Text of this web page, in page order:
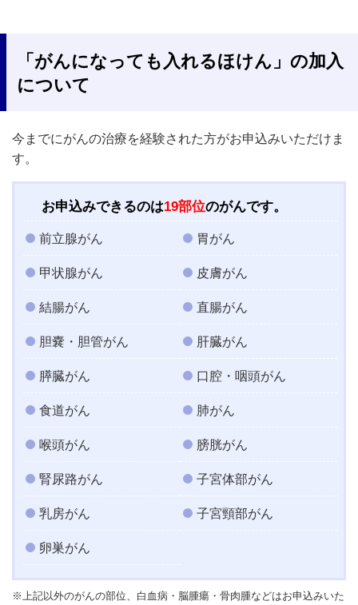
「がんになっても入れるほけん」の加入
について
今までにがんの治療を経験された方がお申込みいただけま
す。
お申込みできるのは19部位のがんです。
前立腺がん 胃がん
甲状腺がん 皮膚がん
結腸がん 直腸がん
胆嚢・胆管がん 肝臓がん
膵臓がん 口腔・咽頭がん
食道がん 肺がん
喉頭がん 膀胱がん
腎尿路がん 子宮体部がん
乳房がん 子宮頸部がん
卵巣がん
※上記以外のがんの部位、白血病・脳腫瘍・骨肉腫などはお申込みいた